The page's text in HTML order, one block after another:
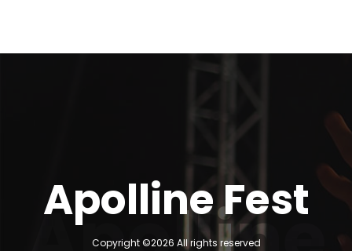
Apolline Fest
Copyright ©2026 All rights reserved